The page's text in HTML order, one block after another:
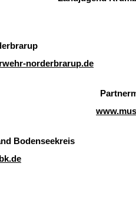
norderbrarup.de
Bodenseekreis